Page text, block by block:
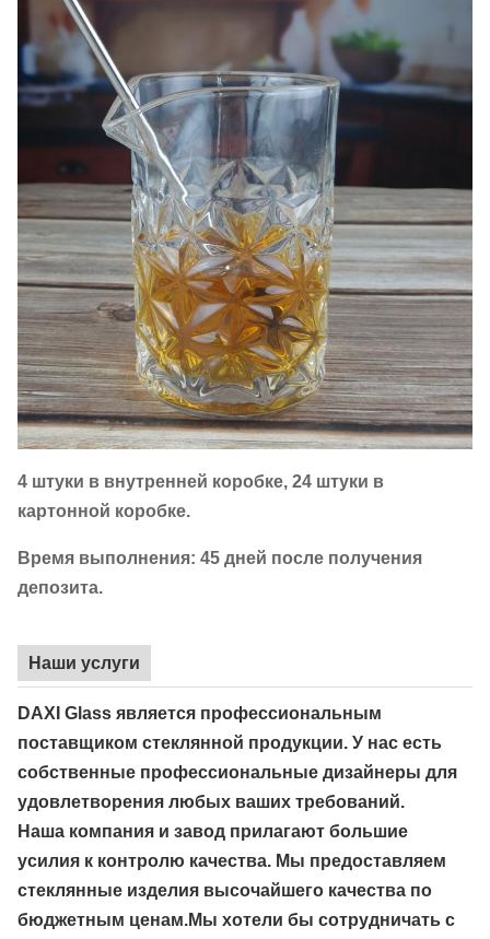
4 штуки в внутренней коробке, 24 штуки в
картонной коробке.
Время выполнения: 45 дней после получения
депозита.
Наши услуги
DAXI Glass является профессиональным
поставщиком стеклянной продукции. У нас есть
собственные профессиональные дизайнеры для
удовлетворения любых ваших требований.
Наша компания и завод прилагают большие
усилия к контролю качества. Мы предоставляем
стеклянные изделия высочайшего качества по
бюджетным ценам.Мы хотели бы сотрудничать с